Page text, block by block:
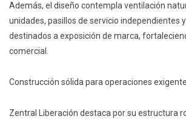
Además, el diseño contempla ventilación
unidades, pasillos de servicio independientes
destinados a exposición de marca,
comercial.
Construcción sólida para operaciones
Zentral Liberación destaca por su estructura